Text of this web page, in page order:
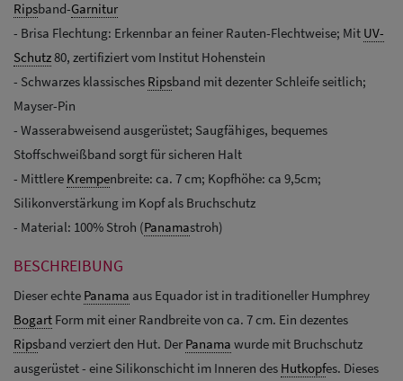
Ripsband-Garnitur
- Brisa Flechtung: Erkennbar an feiner Rauten-Flechtweise; Mit UV-
Schutz80, zertifiziert vom Institut Hohenstein
- Schwarzes klassisches Ripsband mit dezenter Schleife seitlich;
Mayser-Pin
- Wasserabweisend ausgerüstet; Saugfähiges, bequemes
Stoffschweißband sorgt für sicheren Halt
- Mittlere Krempenbreite: ca. 7 cm; Kopfhöhe: ca 9,5cm;
Silikonverstärkung im Kopf als Bruchschutz
- Material: 100% Stroh (Panamastroh)
BESCHREIBUNG
Dieser echte Panama aus Equador ist in traditioneller Humphrey
Bogart Form mit einer Randbreite von ca. 7 cm. Ein dezentes
Ripsband verziert den Hut. Der Panama wurde mit Bruchschutz
ausgerüstet - eine Silikonschicht im Inneren des Hutkopfes. Dieses